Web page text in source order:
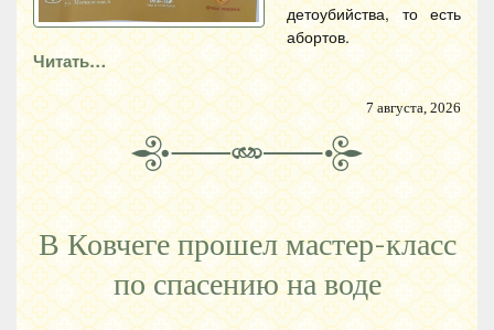
детоубийства, то есть
абортов.
Читать…
7 августа, 2026
В Ковчеге прошел мастер-класс
по спасению на воде